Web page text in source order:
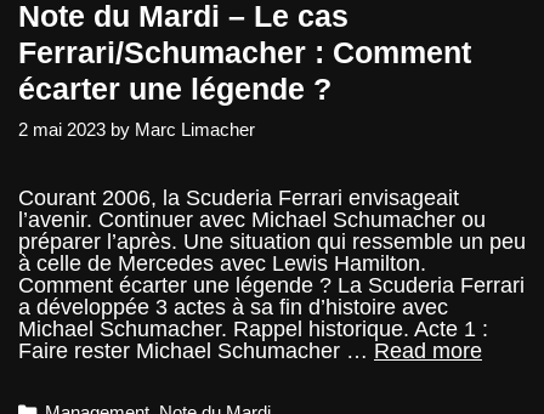
Note du Mardi – Le cas
Ferrari/Schumacher : Comment
écarter une légende ?
2 mai 2023 by Marc Limacher
Courant 2006, la Scuderia Ferrari envisageait
l’avenir. Continuer avec Michael Schumacher ou
préparer l’après. Une situation qui ressemble un peu
à celle de Mercedes avec Lewis Hamilton.
Comment écarter une légende ? La Scuderia Ferrari
a développée 3 actes à sa fin d’histoire avec
Michael Schumacher. Rappel historique. Acte 1 :
Faire rester Michael Schumacher … Read moreNote